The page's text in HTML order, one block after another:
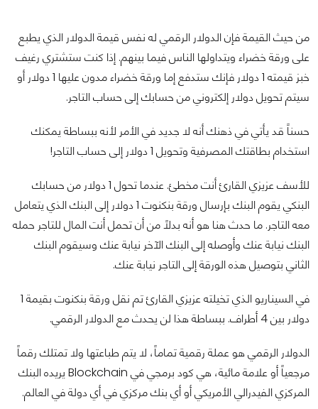
من حيث القيمة فإن الدولار الرقمي له نفس قيمة الدولار الذي يطبع
على ورقة خضراء ويتداولها الناس فيما بينهم. إذا كنت ستشتري رغيف
خبز قيمته 1 دولار فإنك ستدفع إما ورقة خضراء مدون عليها 1 دولار أو
سيتم تحويل دولار إلكتروني من حسابك إلى حساب التاجر.
حسناً قد يأتي في ذهنك أنه لا جديد في الأمر لأنه ببساطة يمكنك
استخدام بطاقتك المصرفية وتحويل 1 دولار إلى حساب التاجر!
للأسف عزيزي القارئ أنت مخطئ. عندما تحول 1 دولار من حسابك
البنكي يقوم البنك بإرسال ورقة بنكنوت 1 دولار إلى البنك الذي يتعامل
معه التاجر. ما حدث هنا هو أنه بدلاً من أن تحمل أنت المال للتاجر حمله
البنك نيابة عنك وأوصله إلى البنك الآخر نيابة عنك وسيقوم البنك
الثاني بتوصيل هذه الورقة إلى التاجر نيابة عنك.
في السيناريو الذي تخيلته عزيزي القارئ تم نقل ورقة بنكنوت بقيمة 1
دولار بين 4 أطراف. ببساطة هذا لن يحدث مع الدولار الرقمي.
الدولار الرقمي هو عملة رقمية تماماً، لا يتم طباعتها ولا تمتلك رقماً
مرجعياً أو علامة مائية، هي كود برمجي في Blockchain يريده البنك
المركزي الفيدرالي الأمريكي أو أي بنك مركزي في أي دولة في العالم.